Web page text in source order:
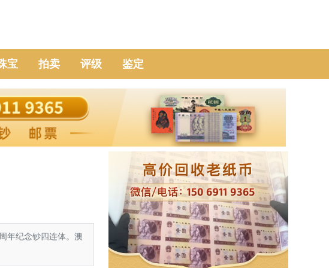
宝 拍卖 评级 鉴定
年纪念钞四连体。澳